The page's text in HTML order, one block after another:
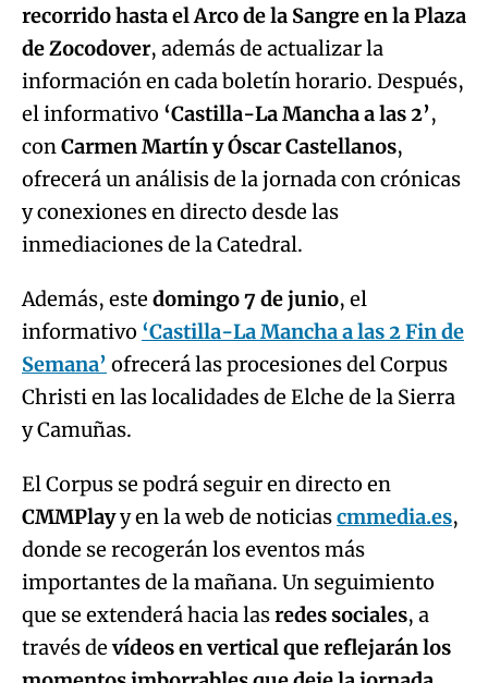
recorrido hasta el Arco de la Sangre en la Plaza
de Zocodover, además de actualizar la
información en cada boletín horario. Después,
el informativo ‘Castilla-La Mancha a las 2’,
conCarmen Martín y Óscar Castellanos,
ofrecerá un análisis de la jornada con crónicas
y conexiones en directo desde las
inmediaciones de la Catedral.
Además, este domingo 7 de junio, el
informativo ‘Castilla-La Mancha a las 2 Fin de
Semana’ ofrecerá las procesiones del Corpus
Christi en las localidades de Elche de la Sierra
y Camuñas.
El Corpus se podrá seguir en directo en
CMMPlayy en la web de noticiascmmedia.es,
donde se recogerán los eventos más
importantes de la mañana. Un seguimiento
que se extenderá hacia lasredes sociales, a
través devídeos en vertical que reflejarán los